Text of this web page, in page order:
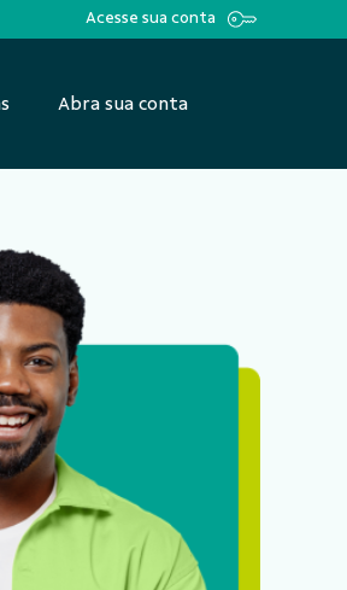
Acesse sua conta
Abra sua conta